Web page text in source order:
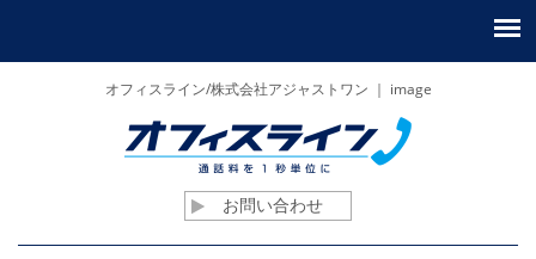
オフィスライン/株式会社アジャストワン ｜ image
お問い合わせ